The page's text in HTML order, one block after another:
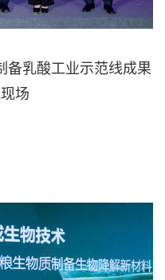
备乳酸工业示范线成果
场